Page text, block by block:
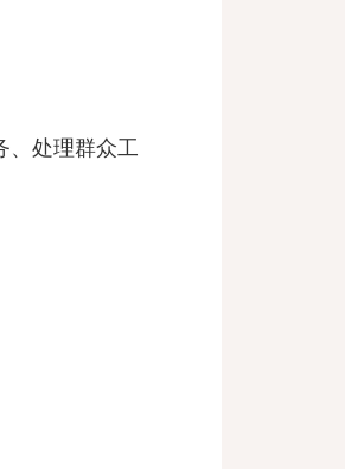
处理群众工